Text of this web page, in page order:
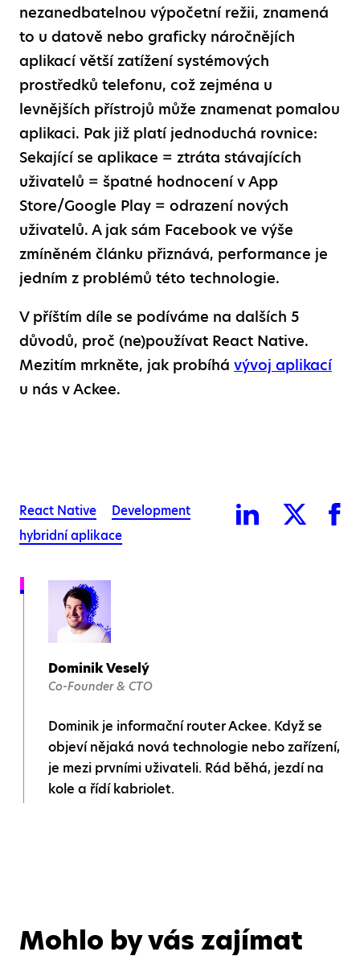
nezanedbatelnou výpočetní režii, znamená
to u datově nebo graficky náročnějích
aplikací větší zatížení systémových
prostředků telefonu, což zejména u
levnějších přístrojů může znamenat pomalou
aplikaci. Pak již platí jednoduchá rovnice:
Sekající se aplikace = ztráta stávajících
uživatelů = špatné hodnocení v App
Store/Google Play = odrazení nových
uživatelů. A jak sám Facebook ve výše
zmíněném článku přiznává, performance je
jedním z problémů této technologie.
V příštím díle se podíváme na dalších 5
důvodů, proč (ne)používat React Native.
Mezitím mrkněte, jak probíhá vývoj aplikací
u nás v Ackee.
React Native
Development
hybridní aplikace
Dominik Veselý
Co-Founder & CTO
Dominik je informační router Ackee. Když se
objeví nějaká nová technologie nebo zařízení,
je mezi prvními uživateli. Rád běhá, jezdí na
kole a řídí kabriolet.
Mohlo by vás zajímat